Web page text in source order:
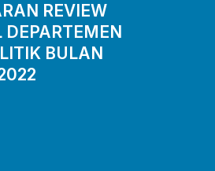
REVIEW
DEPARTEMEN
BULAN